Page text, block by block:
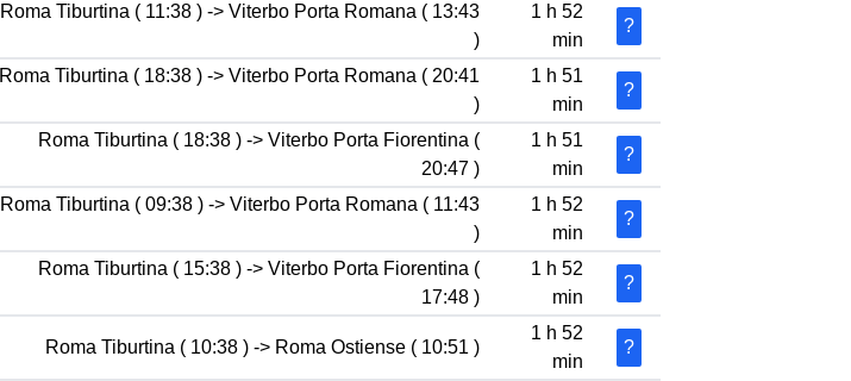
Roma Tiburtina ( 11:38 ) -> Viterbo Porta Romana ( 13:43
)
1 h 52
min
?
Roma Tiburtina ( 18:38 ) -> Viterbo Porta Romana ( 20:41
)
1 h 51
min
?
Roma Tiburtina ( 18:38 ) -> Viterbo Porta Fiorentina (
20:47 )
1 h 51
min
?
Roma Tiburtina ( 09:38 ) -> Viterbo Porta Romana ( 11:43
)
1 h 52
min
?
Roma Tiburtina ( 15:38 ) -> Viterbo Porta Fiorentina (
17:48 )
1 h 52
min
?
Roma Tiburtina ( 10:38 ) -> Roma Ostiense ( 10:51 )
1 h 52
min
?